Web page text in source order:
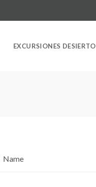
EXCURSIONES DESIERTO
Name